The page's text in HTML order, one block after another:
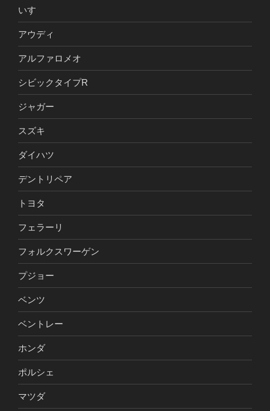
いすゞ
アウディ
アルファロメオ
シビックタイプR
ジャガー
スズキ
ダイハツ
デントリペア
トヨタ
フェラーリ
フォルクスワーゲン
プジョー
ベンツ
ベントレー
ホンダ
ポルシェ
マツダ